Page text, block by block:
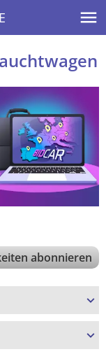
abonnieren